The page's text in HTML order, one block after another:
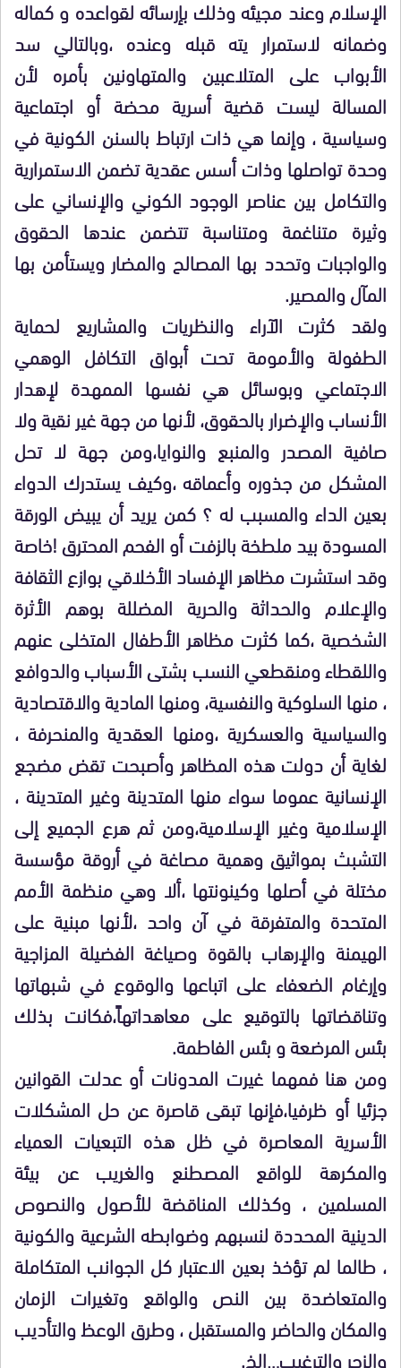
الإسلام وعند مجيئه وذلك بإرسائه لقواعده و كماله
وضمانه لاستمرار يته قبله وعنده ،وبالتالي سد
الأبواب على المتلاعبين والمتهاونين بأمره لأن
المسالة ليست قضية أسرية محضة أو اجتماعية
وسياسية ، وإنما هي ذات ارتباط بالسنن الكونية في
وحدة تواصلها وذات أسس عقدية تضمن الاستمرارية
والتكامل بين عناصر الوجود الكوني والإنساني على
وثيرة متناغمة ومتناسبة تتضمن عندها الحقوق
والواجبات وتحدد بها المصالح والمضار ويستأمن بها
المآل والمصير.
ولقد كثرت الآراء والنظريات والمشاريع لحماية
الطفولة والأمومة تحت أبواق التكافل الوهمي
الاجتماعي وبوسائل هي نفسها الممهدة لإهدار
الأنساب والإضرار بالحقوق، لأنها من جهة غير نقية ولا
صافية المصدر والمنبع والنوايا،ومن جهة لا تحل
المشكل من جذوره وأعماقه ،وكيف يستدرك الدواء
بعين الداء والمسبب له ؟ كمن يريد أن يبيض الورقة
المسودة بيد ملطخة بالزفت أو الفحم المحترق !خاصة
وقد استشرت مظاهر الإفساد الأخلاقي بوازع الثقافة
والإعلام والحداثة والحرية المضللة بوهم الأثرة
الشخصية ،كما كثرت مظاهر الأطفال المتخلى عنهم
واللقطاء ومنقطعي النسب بشتى الأسباب والدوافع
، منها السلوكية والنفسية، ومنها المادية والاقتصادية
والسياسية والعسكرية ،ومنها العقدية والمنحرفة ،
لغاية أن دولت هذه المظاهر وأصبحت تقض مضجع
الإنسانية عموما سواء منها المتدينة وغير المتدينة ،
الإسلامية وغير الإسلامية،ومن ثم هرع الجميع إلى
التشبث بمواثيق وهمية مصاغة في أروقة مؤسسة
مختلة في أصلها وكينونتها ،ألا وهي منظمة الأمم
المتحدة والمتفرقة في آن واحد ،لأنها مبنية على
الهيمنة والإرهاب بالقوة وصياغة الفضيلة المزاجية
وإرغام الضعفاء على اتباعها والوقوع في شبهاتها
وتناقضاتها بالتوقيع على معاهداتهاً،فكانت بذلك
بئس المرضعة و بئس الفاطمة.
ومن هنا فمهما غيرت المدونات أو عدلت القوانين
جزئيا أو ظرفيا،فإنها تبقى قاصرة عن حل المشكلات
الأسرية المعاصرة في ظل هذه التبعيات العمياء
والمكرهة للواقع المصطنع والغريب عن بيئة
المسلمين ، وكذلك المناقضة للأصول والنصوص
الدينية المحددة لنسبهم وضوابطه الشرعية والكونية
، طالما لم تؤخذ بعين الاعتبار كل الجوانب المتكاملة
والمتعاضدة بين النص والواقع وتغيرات الزمان
والمكان والحاضر والمستقبل ، وطرق الوعظ والتأديب
والزجر والترغيب…إلخ.